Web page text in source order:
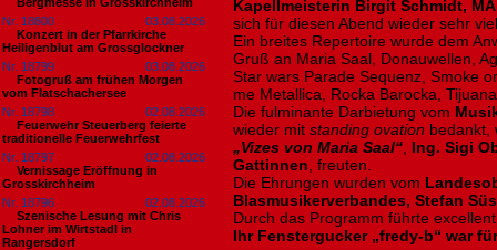
Nr. 18800
03.08.2026
Konzert in der Pfarrkirche
Heiligenblut am Grossglockner
Nr. 18799
03.08.2026
Fotogruß am frühen Morgen
vom Flatschachersee
Nr. 18798
02.08.2026
Feuerwehr Steuerberg feierte
traditionelle Feuerwehrfest
Nr. 18797
02.08.2026
Vernissage Eröffnung in
Grosskirchheim
Nr. 18796
02.08.2026
Szenische Lesung mit Chris
Lohner im Wirtstadl in
Rangersdorf
Kapellmeisterin Birgit Schmidt, MA
sich für diesen Abend wieder sehr
Ein breites Repertoire wurde dem
Gruß an Maria Saal, Donauwellen,
Star wars Parade Sequenz, Smoke
me Metallica, Rocka Barocka,
Die fulminante Darbietung vom
wieder mit standing ovation bedankt,
„Vizes von Maria Saal“ Ing. Sigi
Gattinnen , freuten.
Die Ehrungen wurden vom
Blasmusikerverbandes, Stefan
Durch das Programm führte excellent
Ihr Fenstergucker „fredy-b“ war